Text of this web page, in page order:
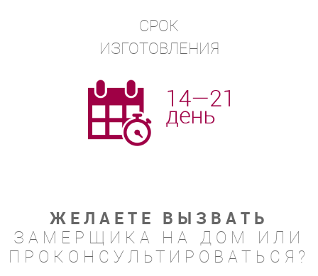
СРОК
ИЗГОТОВЛЕНИЯ
ЖЕЛАЕТЕ ВЫЗВАТЬ
ЗАМЕРЩИКА НА ДОМ ИЛИ
ПРОКОНСУЛЬТИРОВАТЬСЯ?